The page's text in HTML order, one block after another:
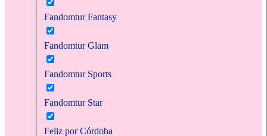
Fandomtur Fantasy
Fandomtur Glam
Fandomtur Sports
Fandomtur Star
Feliz por Córdoba